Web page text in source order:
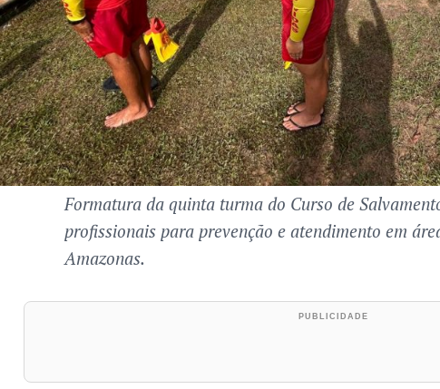
Formatura da quinta turma do Curso de
profissionais para prevenção e atendimento em
Amazonas.